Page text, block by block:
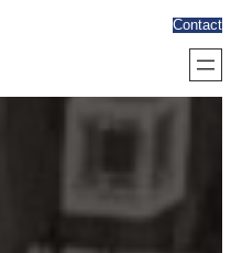
Contact